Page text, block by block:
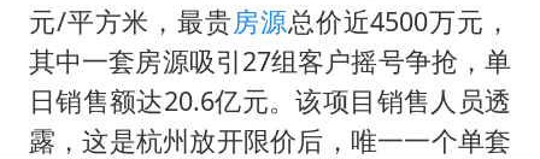
元/平方米，最贵房源总价近4500万元，
其中一套房源吸引27组客户摇号争抢，单
日销售额达20.6亿元。该项目销售人员透
露，这是杭州放开限价后，唯一一个单套